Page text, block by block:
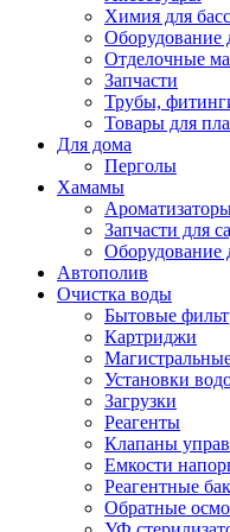
Химия для
Оборудование
Отделочные
Запчасти
Трубы,
Товары для
Для дома
Перголы
Хамамы
Запчасти для
Оборудование
Автополив
Очистка воды
Бытовые
Картриджи
Установки
Загрузки
Реагенты
Клапаны
Емкости
Реагентные
Обратные